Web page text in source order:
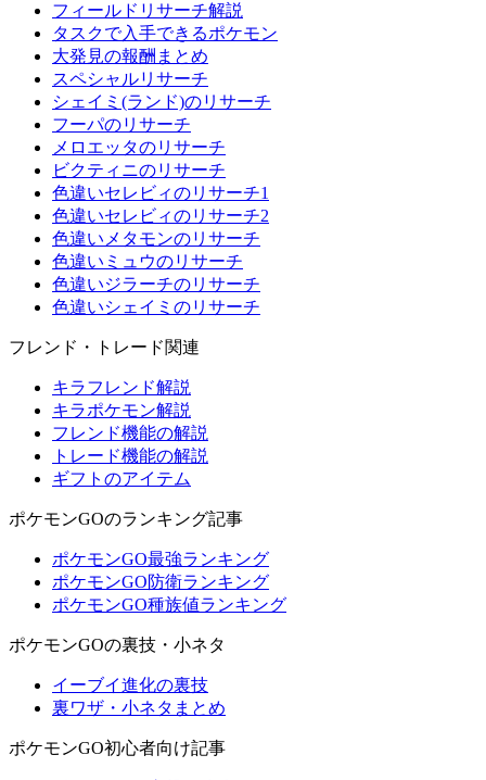
フィールドリサーチ解説
タスクで入手できるポケモン
大発見の報酬まとめ
スペシャルリサーチ
シェイミ(ランド)のリサーチ
フーパのリサーチ
メロエッタのリサーチ
ビクティニのリサーチ
色違いセレビィのリサーチ1
色違いセレビィのリサーチ2
色違いメタモンのリサーチ
色違いミュウのリサーチ
色違いジラーチのリサーチ
色違いシェイミのリサーチ
フレンド・トレード関連
キラフレンド解説
キラポケモン解説
フレンド機能の解説
トレード機能の解説
ギフトのアイテム
ポケモンGOのランキング記事
ポケモンGO最強ランキング
ポケモンGO防衛ランキング
ポケモンGO種族値ランキング
ポケモンGOの裏技・小ネタ
イーブイ進化の裏技
裏ワザ・小ネタまとめ
ポケモンGO初心者向け記事